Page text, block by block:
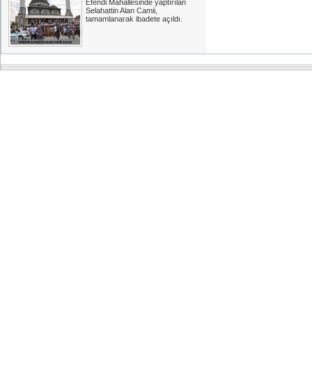
Efendi Mahallesinde yaptırılan
Selahattin Alan Camii,
tamamlanarak ibadete açıldı.